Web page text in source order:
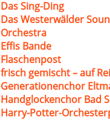
Das Sing-Ding
Das Westerwälder
Orchestra
Effis Bande
Flaschenpost
frisch gemischt – auf
Generationenchor
Handglockenchor Bad
Harry-Potter-